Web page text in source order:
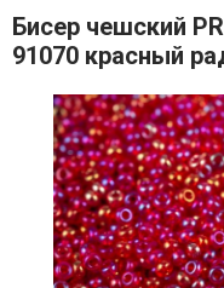
Бисер чешский
91070 красный